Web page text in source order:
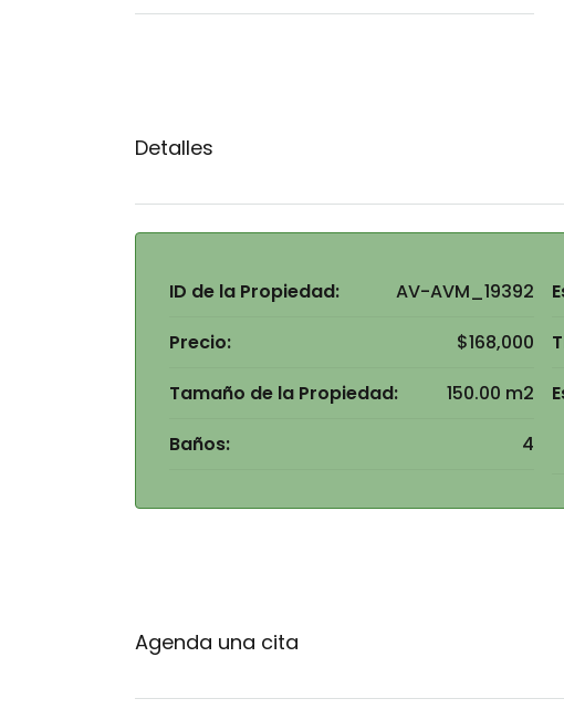
Detalles
ID de la Propiedad:
AV-AVM_19392
Precio:
$168,000
Tamaño de la Propiedad:
150.00 m2
Baños:
4
Agenda una cita